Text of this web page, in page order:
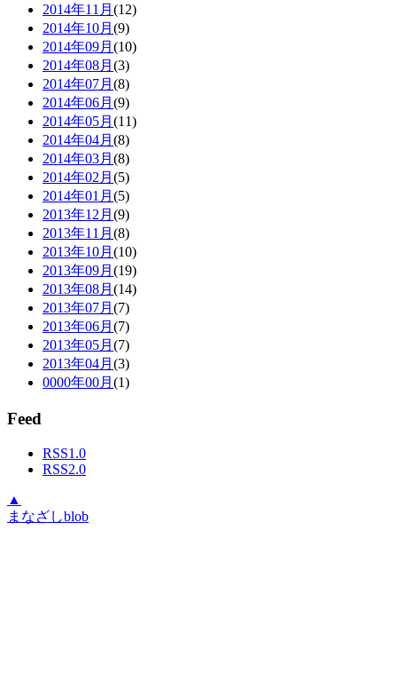
2014年11月 (12)
2014年10月 (9)
2014年09月 (10)
2014年08月 (3)
2014年07月 (8)
2014年06月 (9)
2014年05月 (11)
2014年04月 (8)
2014年03月 (8)
2014年02月 (5)
2014年01月 (5)
2013年12月 (9)
2013年11月 (8)
2013年10月 (10)
2013年09月 (19)
2013年08月 (14)
2013年07月 (7)
2013年06月 (7)
2013年05月 (7)
2013年04月 (3)
0000年00月 (1)
Feed
RSS1.0
RSS2.0
▲
まなざしblob